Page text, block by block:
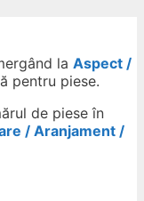
la Aspect /
pentru piese.
de piese în
/ Aranjament /